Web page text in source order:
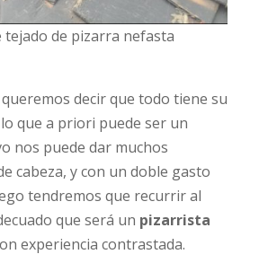
tejado de pizarra nefasta
decir que todo tiene su
que a priori puede ser un
nos puede dar muchos
cabeza, y con un doble gasto
tendremos que recurrir al
que será un pizarrista
experiencia contrastada.